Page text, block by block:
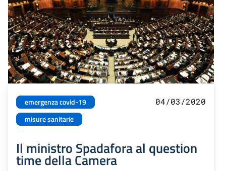
emergenza covid-19
misure sanitarie
04/03/2020
Il ministro Spadafora al question
time della Camera